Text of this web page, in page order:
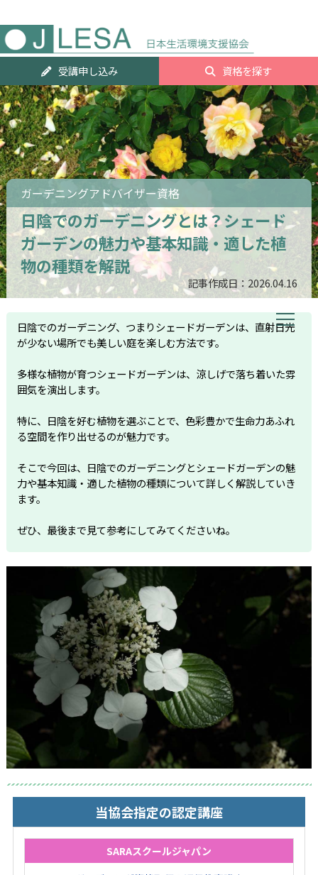
グ
受講申し込み 資格を探す
ガーデニングアドバイザー資格
日陰でのガーデニングとは？シェード
ガーデンの魅力や基本知識・適した植
物の種類を解説
記事作成日：2026.04.16
日陰でのガーデニング、つまりシェードガーデンは、直射日光
が少ない場所でも美しい庭を楽しむ方法です。
多様な植物が育つシェードガーデンは、涼しげで落ち着いた雰
囲気を演出します。
特に、日陰を好む植物を選ぶことで、色彩豊かで生命力あふれ
る空間を作り出せるのが魅力です。
そこで今回は、日陰でのガーデニングとシェードガーデンの魅
力や基本知識・適した植物の種類について詳しく解説していき
ます。
ぜひ、最後まで見て参考にしてみてくださいね。
当協会指定の認定講座
SARAスクールジャパン